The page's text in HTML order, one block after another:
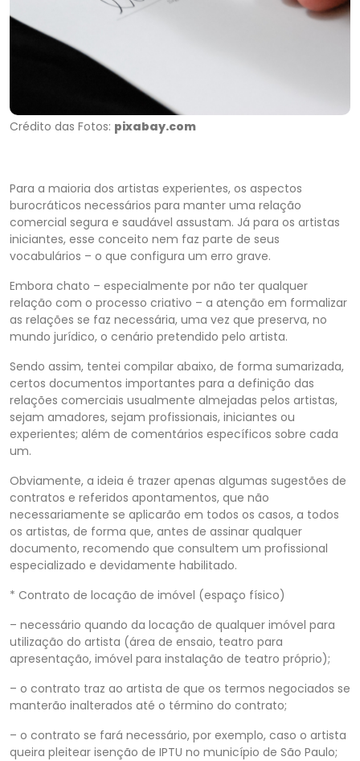
Crédito das Fotos: pixabay.com
Para a maioria dos artistas experientes, os aspectos
burocráticos necessários para manter uma relação
comercial segura e saudável assustam. Já para os artistas
iniciantes, esse conceito nem faz parte de seus
vocabulários – o que configura um erro grave.
Embora chato – especialmente por não ter qualquer
relação com o processo criativo – a atenção em formalizar
as relações se faz necessária, uma vez que preserva, no
mundo jurídico, o cenário pretendido pelo artista.
Sendo assim, tentei compilar abaixo, de forma sumarizada,
certos documentos importantes para a definição das
relações comerciais usualmente almejadas pelos artistas,
sejam amadores, sejam profissionais, iniciantes ou
experientes; além de comentários específicos sobre cada
um.
Obviamente, a ideia é trazer apenas algumas sugestões de
contratos e referidos apontamentos, que não
necessariamente se aplicarão em todos os casos, a todos
os artistas, de forma que, antes de assinar qualquer
documento, recomendo que consultem um profissional
especializado e devidamente habilitado.
* Contrato de locação de imóvel (espaço físico)
– necessário quando da locação de qualquer imóvel para
utilização do artista (área de ensaio, teatro para
apresentação, imóvel para instalação de teatro próprio);
– o contrato traz ao artista de que os termos negociados se
manterão inalterados até o término do contrato;
– o contrato se fará necessário, por exemplo, caso o artista
queira pleitear isenção de IPTU no município de São Paulo;